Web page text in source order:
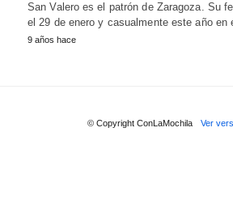
San Valero es el patrón de Zaragoza. Su
el 29 de enero y casualmente este año
9 años hace
© Copyright ConLaMochila Ver